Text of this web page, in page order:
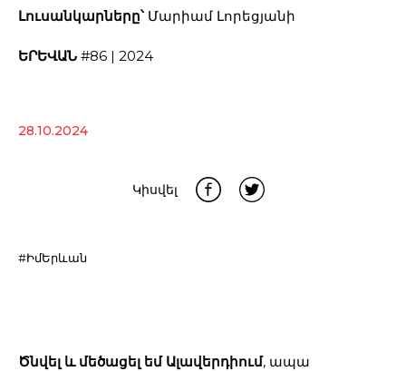
Լուսանկարները՝ Մարիամ Լորեցյանի
ԵՐԵՎԱՆ #86 | 2024
28.10.2024
Կիսվել
#ԻմԵրևան
Ծնվել և մեծացել եմ Ալավերդիում, ապա